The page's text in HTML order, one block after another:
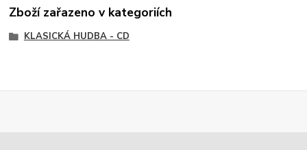
Zboží zařazeno v kategoriích
KLASICKÁ HUDBA - CD